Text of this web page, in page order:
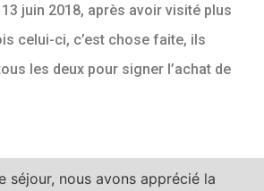
juin 2018, après avoir visité plus
celui-ci, c’est chose faite, ils
les deux pour signer l’achat de
séjour, nous avons apprécié la